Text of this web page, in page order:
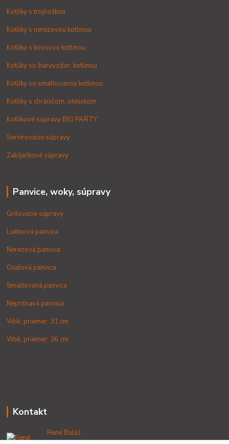
Kotlíky s trojnožkou
Kotlíky s nerezovou kotlinou
Kotlíky s kovovou kotlinou
Kotlíky so žiaruvzdor. kotlinou
Kotlíky so smaltovanou kotlinou
Kotlíky s chráničom, ohniskom
Kotlíkové súpravy BIG PARTY
Servírovacie súpravy
Zabíjačkové súpravy
Panvice, woky, súpravy
Grilovacie súpravy
Liatinová panvica
Nerezová panvica
Oceľová panvica
Smaltovaná panvica
Nepriľnavá panvica
Wok, priemer: 31 cm
Wok, priemer: 36 cm
Kontakt
René Baláž